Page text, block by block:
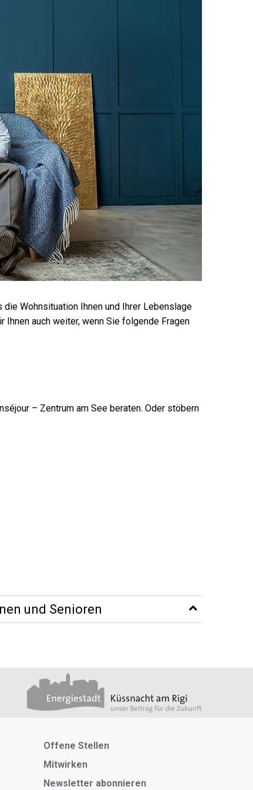
Wohnsituation Ihnen und Ihrer Lebenslage
auch weiter, wenn Sie folgende Fragen
– Zentrum am See beraten. Oder stöbern
und Senioren
Metanavigation
Offene Stellen
Mitwirken
Newsletter abonnieren